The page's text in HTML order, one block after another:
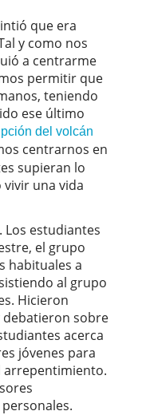
que era
y como nos
a centrarme
permitir que
teniendo
ese último
del volcán
centrarnos en
supieran lo
vivir una vida
Los estudiantes
el grupo
habituales a
al grupo
Hicieron
debatieron sobre
acerca
jóvenes para
arrepentimiento.